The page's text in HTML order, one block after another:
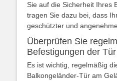
Sie auf die Sicherheit Ihres
tragen Sie dazu bei, dass
geschützter und
Überprüfen Sie
Befestigungen der
Es ist wichtig, regelmäßig
Balkongeländer-Tür am